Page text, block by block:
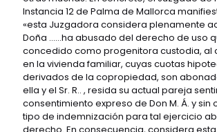
Instancia 12 de Palma de Mallorca
«esta Juzgadora considera plenamente
Doña ……ha abusado del derecho de uso
concedido como progenitora custodia, al
en la vivienda familiar, cuyas cuotas
derivados de la copropiedad, son
ella y el Sr. R.. , resida su actual pareja
consentimiento expreso de Don M. Á. y sin
tipo de indemnización para tal ejercicio